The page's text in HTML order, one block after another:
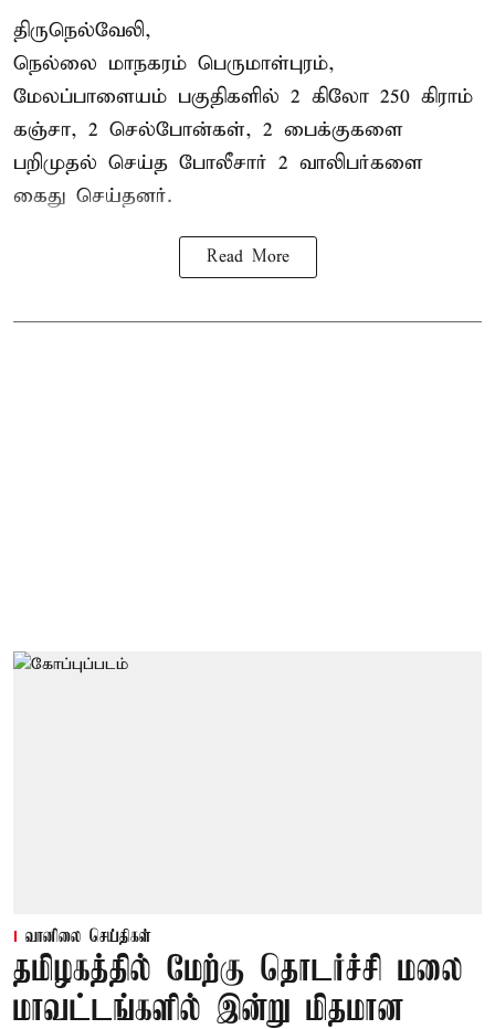
திருநெல்வேலி,
நெல்லை மாநகரம் பெருமாள்புரம்,
மேலப்பாளையம் பகுதிகளில் 2 கிலோ 250 கிராம்
கஞ்சா, 2 செல்போன்கள், 2 பைக்குகளை
பறிமுதல் செய்த போலீசார் 2 வாலிபர்களை
கைது செய்தனர்.
Read More
வானிலை செய்திகள்
தமிழகத்தில் மேற்கு தொடர்ச்சி மலை
மாவட்டங்களில் இன்று மிதமான